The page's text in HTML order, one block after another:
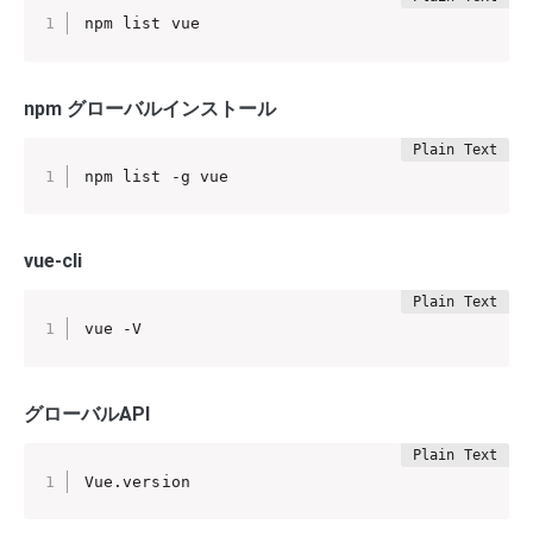
npm list vue
npm グローバルインストール
npm list -g vue
vue-cli
vue -V
グローバルAPI
Vue.version